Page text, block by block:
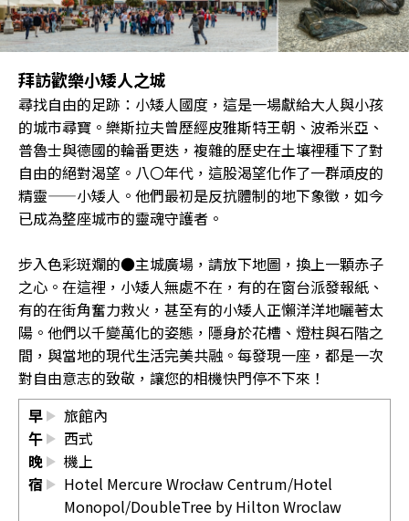
拜訪歡樂小矮人之城
尋找自由的足跡：小矮人國度，這是一場獻給大人與小孩
的城市尋寶。樂斯拉夫曾歷經皮雅斯特王朝、波希米亞、
普魯士與德國的輪番更迭，複雜的歷史在土壤裡種下了對
自由的絕對渴望。八〇年代，這股渴望化作了一群頑皮的
精靈——小矮人。他們最初是反抗體制的地下象徵，如今
已成為整座城市的靈魂守護者。
步入色彩斑斕的●主城廣場，請放下地圖，換上一顆赤子
之心。在這裡，小矮人無處不在，有的在窗台派發報紙、
有的在街角奮力救火，甚至有的小矮人正懶洋洋地曬著太
陽。他們以千變萬化的姿態，隱身於花槽、燈柱與石階之
間，與當地的現代生活完美共融。每發現一座，都是一次
對自由意志的致敬，讓您的相機快門停不下來！
早
旅館內
午
西式
晚
機上
宿
Hotel Mercure Wrocław Centrum/Hotel
Monopol/DoubleTree by Hilton Wroclaw